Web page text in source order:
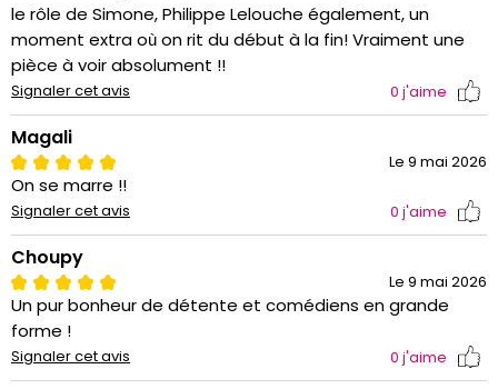
le rôle de Simone, Philippe Lelouche également, un
moment extra où on rit du début à la fin! Vraiment une
pièce à voir absolument !!
Signaler cet avis 0 j'aime
Magali
Le 9 mai 2026
On se marre !!
Signaler cet avis 0 j'aime
Choupy
Le 9 mai 2026
Un pur bonheur de détente et comédiens en grande
forme !
Signaler cet avis 0 j'aime